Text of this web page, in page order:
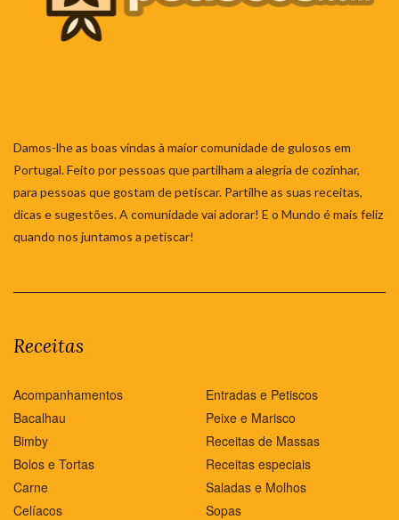
Damos-lhe as boas vindas à maior comunidade de gulosos em
Portugal. Feito por pessoas que partilham a alegria de cozinhar,
para pessoas que gostam de petiscar. Partilhe as suas receitas,
dicas e sugestões. A comunidade vai adorar! E o Mundo é mais feliz
quando nos juntamos a petiscar!
Receitas
Acompanhamentos
Bacalhau
Bimby
Bolos e Tortas
Carne
Celíacos
Entradas e Petiscos
Peixe e Marisco
Receitas de Massas
Receitas especiais
Saladas e Molhos
Sopas